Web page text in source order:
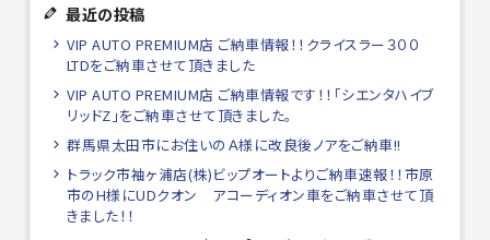
最近の投稿
VIP AUTO PREMIUM店 ご納車情報！！クライスラー３００
LTDをご納車させて頂きました
VIP AUTO PREMIUM店 ご納車情報です！！「シエンタハイブ
リッドZ」をご納車させて頂きました。
群馬県太田市にお住いのＡ様に改良後ノアをご納車!!
トラック市袖ヶ浦店(株)ビップオートよりご納車速報！！市原
市のH様にUDクオン アコーディオン車をご納車させて頂
きました！！